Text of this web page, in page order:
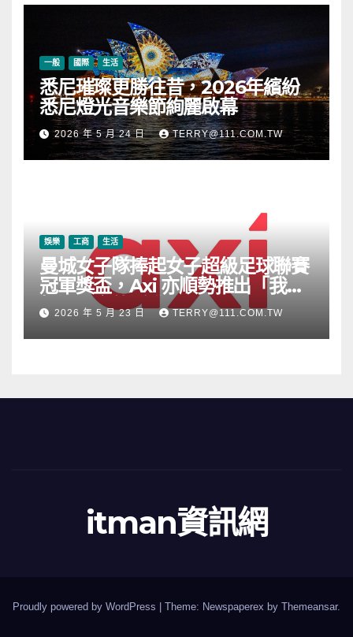
一般 國際 生活
悉尼璀璨更勝往昔，2026年繽紛
悉尼燈光音樂節絢麗啟幕
2026 年 5 月 24 日 TERRY@111.COM.TW
娛樂 工商 生活
曼城女子隊捧起女子超級足球聯賽
冠軍獎盃，Axi 亦順勢推出「我的
根源」宣傳活動
2026 年 5 月 23 日 TERRY@111.COM.TW
itman資訊網
Proudly powered by WordPress Theme: Newspaperex by Themeansar.